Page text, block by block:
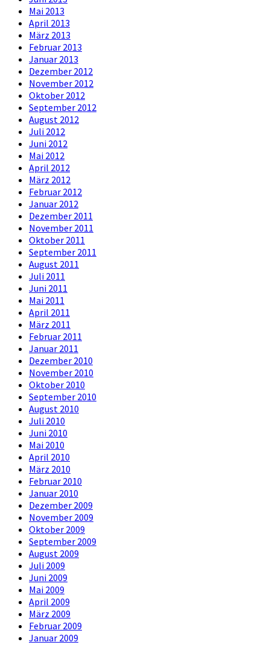
Mai 2013
April 2013
März 2013
Februar 2013
Januar 2013
Dezember 2012
November 2012
Oktober 2012
September 2012
August 2012
Juli 2012
Juni 2012
Mai 2012
April 2012
März 2012
Februar 2012
Januar 2012
Dezember 2011
November 2011
Oktober 2011
September 2011
August 2011
Juli 2011
Juni 2011
Mai 2011
April 2011
März 2011
Februar 2011
Januar 2011
Dezember 2010
November 2010
Oktober 2010
September 2010
August 2010
Juli 2010
Juni 2010
Mai 2010
April 2010
März 2010
Februar 2010
Januar 2010
Dezember 2009
November 2009
Oktober 2009
September 2009
August 2009
Juli 2009
Juni 2009
Mai 2009
April 2009
März 2009
Februar 2009
Januar 2009